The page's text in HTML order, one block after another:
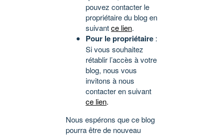
pouvez contacter le
propriétaire du blog en
suivantce lien.
Pour le propriétaire :
Si vous souhaitez
rétablir l’accès à votre
blog, nous vous
invitons à nous
contacter en suivant
ce lien.
Nous espérons que ce blog
pourra être de nouveau